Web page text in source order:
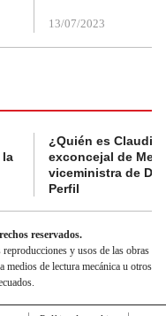
13/07/2023
la
¿Quién es Claudia
exconcejal de
viceministra de
Perfil
reservados.
y usos de las obras
medios de lectura mecánica u otros